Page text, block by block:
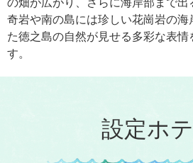
の畑が広がり、さらに海岸部まで出
奇岩や南の島には珍しい花崗岩の海
た徳之島の自然が見せる多彩な表情
す。
設定ホ